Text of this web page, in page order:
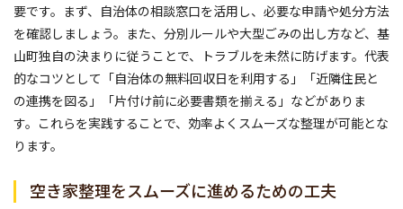
要です。まず、自治体の相談窓口を活用し、必要な申請や処分方法
を確認しましょう。また、分別ルールや大型ごみの出し方など、基
山町独自の決まりに従うことで、トラブルを未然に防げます。代表
的なコツとして「自治体の無料回収日を利用する」「近隣住民と
の連携を図る」「片付け前に必要書類を揃える」などがありま
す。これらを実践することで、効率よくスムーズな整理が可能とな
ります。
空き家整理をスムーズに進めるための工夫